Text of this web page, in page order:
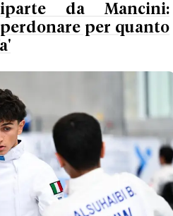
da Mancini:
per quanto